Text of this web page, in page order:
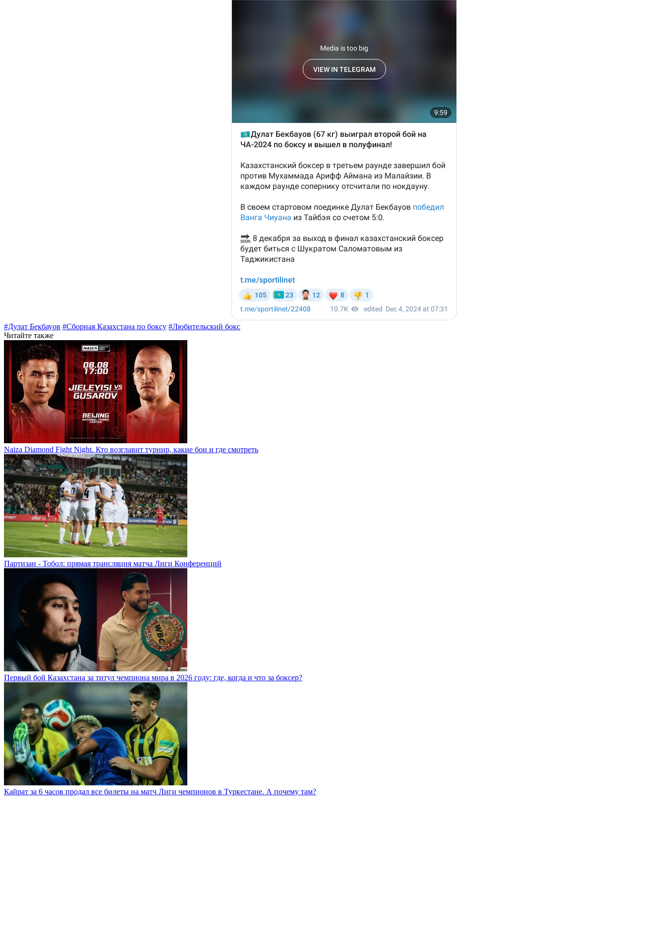
#Дулат Бекбауов #Сборная Казахстана по боксу #Любительский бокс
Читайте также
Naiza Diamond Fight Night. Кто возглавит турнир, какие бои и где смотреть
Партизан - Тобол: прямая трансляция матча Лиги Конференций
Первый бой Казахстана за титул чемпиона мира в 2026 году: где, когда и что за боксер?
Кайрат за 6 часов продал все билеты на матч Лиги чемпионов в Туркестане. А почему там?